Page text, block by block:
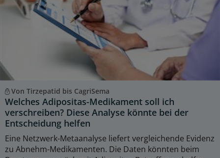
Von Tirzepatid bis CagriSema
Welches Adipositas-Medikament soll ich
verschreiben? Diese Analyse könnte bei der
Entscheidung helfen
Eine Netzwerk-Metaanalyse liefert vergleichende Evidenz
zu Abnehm-Medikamenten. Die Daten könnten beim